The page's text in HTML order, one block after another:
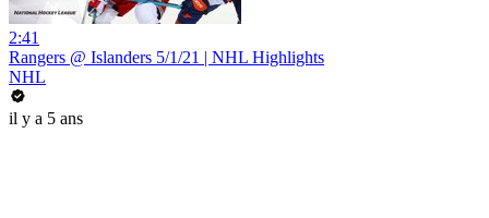
2:41
Rangers @ Islanders 5/1/21 | NHL Highlights
NHL
il y a 5 ans